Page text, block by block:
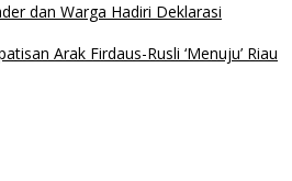
dan Warga Hadiri Deklarasi
Arak Firdaus-Rusli ‘Menuju’ Riau